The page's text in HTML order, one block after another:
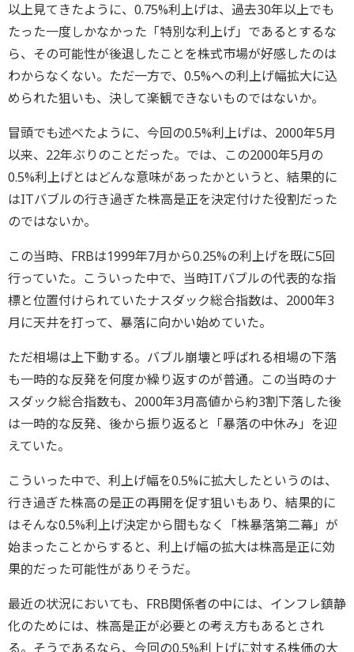
以上見てきたように、0.75%利上げは、過去30年以上でも
たった一度しかなかった「特別な利上げ」であるとするな
ら、その可能性が後退したことを株式市場が好感したのは
わからなくない。ただ一方で、0.5%への利上げ幅拡大に込
められた狙いも、決して楽観できないものではないか。
冒頭でも述べたように、今回の0.5%利上げは、2000年5月
以来、22年ぶりのことだった。では、この2000年5月の
0.5%利上げとはどんな意味があったかというと、結果的に
はITバブルの行き過ぎた株高是正を決定付けた役割だった
のではないか。
この当時、FRBは1999年7月から0.25%の利上げを既に5回
行っていた。こういった中で、当時ITバブルの代表的な指
標と位置付けられていたナスダック総合指数は、2000年3
月に天井を打って、暴落に向かい始めていた。
ただ相場は上下動する。バブル崩壊と呼ばれる相場の下落
も一時的な反発を何度か繰り返すのが普通。この当時のナ
スダック総合指数も、2000年3月高値から約3割下落した後
は一時的な反発、後から振り返ると「暴落の中休み」を迎
えていた。
こういった中で、利上げ幅を0.5%に拡大したというのは、
行き過ぎた株高の是正の再開を促す狙いもあり、結果的に
はそんな0.5%利上げ決定から間もなく「株暴落第二幕」が
始まったことからすると、利上げ幅の拡大は株高是正に効
果的だった可能性がありそうだ。
最近の状況においても、FRB関係者の中には、インフレ鎮静
化のためには、株高是正が必要との考え方もあるとされ
る。そうであるなら、今回の0.5%利上げに対する株価の大